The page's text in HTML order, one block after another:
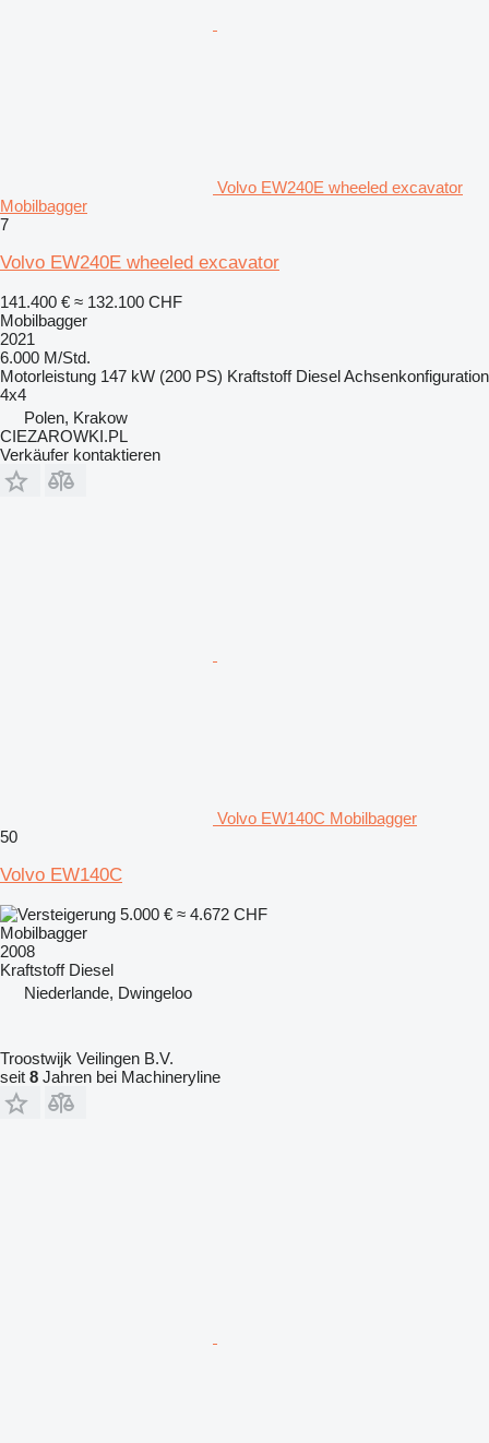
Volvo EW240E wheeled excavator
Mobilbagger
7
Volvo EW240E wheeled excavator
141.400 € ≈ 132.100 CHF
Mobilbagger
2021
6.000 M/Std.
Motorleistung 147 kW (200 PS) Kraftstoff DieselAchsenkonfiguration
4x4
Polen, Krakow
CIEZAROWKI.PL
Verkäufer kontaktieren
Volvo EW140C Mobilbagger
50
Volvo EW140C
5.000 € ≈ 4.672 CHF
Mobilbagger
2008
Kraftstoff Diesel
Niederlande, Dwingeloo
Troostwijk Veilingen B.V.
seit 8 Jahren bei Machineryline